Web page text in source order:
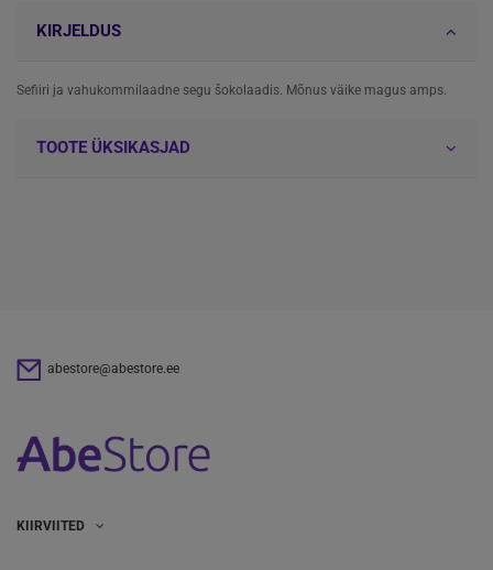
KIRJELDUS
Sefiiri ja vahukommilaadne segu šokolaadis. Mõnus väike magus amps.
TOOTE ÜKSIKASJAD
abestore@abestore.ee
KIIRVIITED